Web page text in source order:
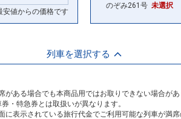
安値からの価格です
のぞみ261号 未選択
列車を選択する
ある場合でも本商品用ではお取りできない場合があ
・特急券とは取扱いが異なります。
表示されている旅行代金でご利用可能な列車が満